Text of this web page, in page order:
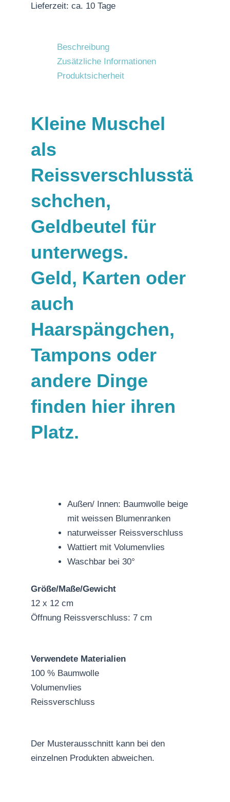
Lieferzeit: ca. 10 Tage
Beschreibung
Zusätzliche Informationen
Produktsicherheit
Kleine Muschel
als
Reissverschlusstä
schchen,
Geldbeutel für
unterwegs.
Geld, Karten oder
auch
Haarspängchen,
Tampons oder
andere Dinge
finden hier ihren
Platz.
Außen/ Innen: Baumwolle beige
mit weissen Blumenranken
naturweisser Reissverschluss
Wattiert mit Volumenvlies
Waschbar bei 30°
Größe/Maße/Gewicht
12 x 12 cm
Öffnung Reissverschluss: 7 cm
Verwendete Materialien
100 % Baumwolle
Volumenvlies
Reissverschluss
Der Musterausschnitt kann bei den
einzelnen Produkten abweichen.